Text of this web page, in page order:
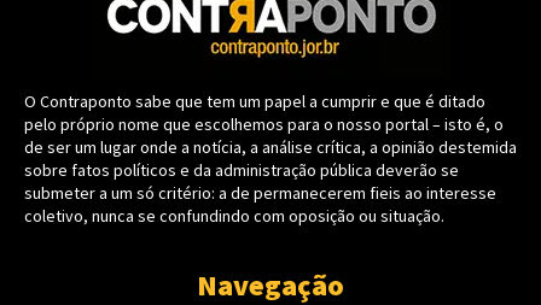
O Contraponto sabe que tem um papel a cumprir e que é ditado
pelo próprio nome que escolhemos para o nosso portal – isto é, o
de ser um lugar onde a notícia, a análise crítica, a opinião destemida
sobre fatos políticos e da administração pública deverão se
submeter a um só critério: a de permanecerem fieis ao interesse
coletivo, nunca se confundindo com oposição ou situação.
Navegação